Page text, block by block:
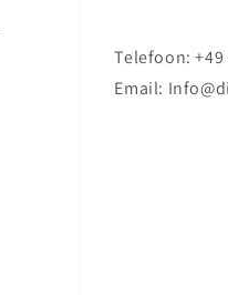
Telefoon: +49
Email: